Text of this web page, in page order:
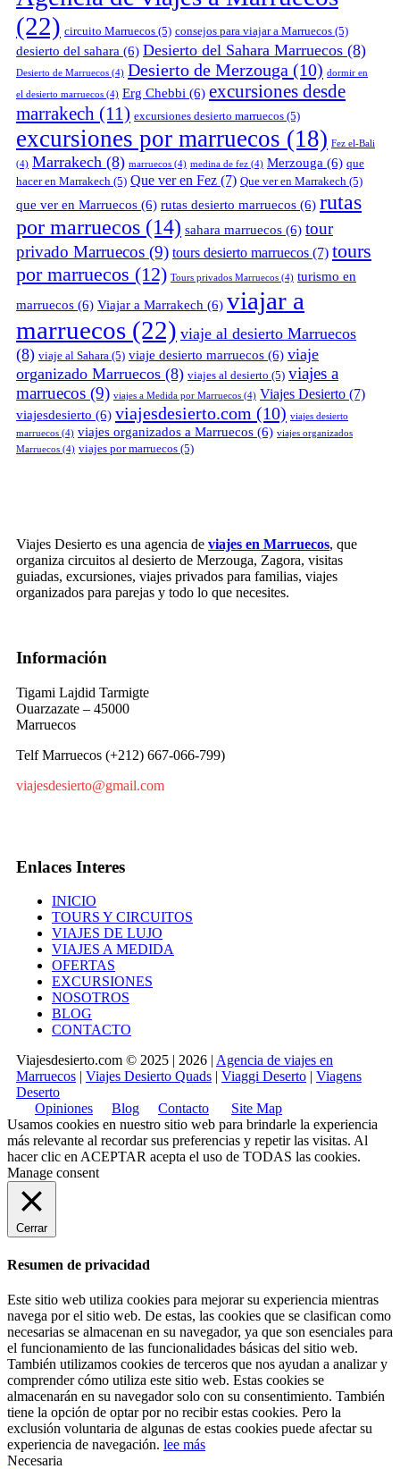
(22) circuito Marruecos (5) consejos para viajar a Marruecos (5)
desierto del sahara (6) Desierto del Sahara Marruecos (8)
Desierto de Marruecos (4) Desierto de Merzouga (10) dormir en
el desierto marruecos (4) Erg Chebbi (6) excursiones desde
marrakech (11) excursiones desierto marruecos (5)
excursiones por marruecos (18) Fez el-Bali
(4) Marrakech (8) marruecos (4) medina de fez (4) Merzouga (6) que
hacer en Marrakech (5) Que ver en Fez (7) Que ver en Marrakech (5)
que ver en Marruecos (6) rutas desierto marruecos (6) rutas
por marruecos (14) sahara marruecos (6) tour
privado Marruecos (9) tours desierto marruecos (7) tours
por marruecos (12) Tours privados Marruecos (4) turismo en
marruecos (6) Viajar a Marrakech (6) viajar a
marruecos (22) viaje al desierto Marruecos
(8) viaje al Sahara (5) viaje desierto marruecos (6) viaje
organizado Marruecos (8) viajes al desierto (5) viajes a
marruecos (9) viajes a Medida por Marruecos (4) Viajes Desierto (7)
viajesdesierto (6) viajesdesierto.com (10) viajes desierto
marruecos (4) viajes organizados a Marruecos (6) viajes organizados
Marruecos (4) viajes por marruecos (5)
Viajes Desierto es una agencia de viajes en Marruecos, que
organiza circuitos al desierto de Merzouga, Zagora, visitas
guiadas, excursiones, viajes privados para familias, viajes
organizados para parejas y todo lo que necesites.
Información
Tigami Lajdid Tarmigte
Ouarzazate – 45000
Marruecos
Telf Marruecos (+212) 667-066-799)
viajesdesierto@gmail.com
Enlaces Interes
INICIO
TOURS Y CIRCUITOS
VIAJES DE LUJO
VIAJES A MEDIDA
OFERTAS
EXCURSIONES
NOSOTROS
BLOG
CONTACTO
Viajesdesierto.com © 2025 | 2026 | Agencia de viajes en
Marruecos | Viajes Desierto Quads | Viaggi Deserto | Viagens
Deserto
Opiniones
Blog Contacto
Site Map
Usamos cookies en nuestro sitio web para brindarle la experiencia
más relevante al recordar sus preferencias y repetir las visitas. Al
hacer clic en ACEPTAR acepta el uso de TODAS las cookies.
Manage consent
Cerrar
Resumen de privacidad
Este sitio web utiliza cookies para mejorar su experiencia mientras
navega por el sitio web. De estas, las cookies que se clasifican como
necesarias se almacenan en su navegador, ya que son esenciales para
el funcionamiento de las funcionalidades básicas del sitio web.
También utilizamos cookies de terceros que nos ayudan a analizar y
comprender cómo utiliza este sitio web. Estas cookies se
almacenarán en su navegador solo con su consentimiento. También
tiene la opción de optar por no recibir estas cookies. Pero la
exclusión voluntaria de algunas de estas cookies puede afectar su
experiencia de navegación. lee más
Necesaria